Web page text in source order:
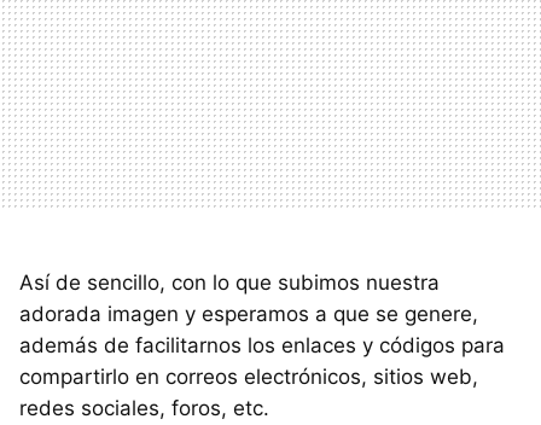
Así de sencillo, con lo que subimos nuestra
adorada imagen y esperamos a que se genere,
además de facilitarnos los enlaces y códigos para
compartirlo en correos electrónicos, sitios web,
redes sociales, foros, etc.